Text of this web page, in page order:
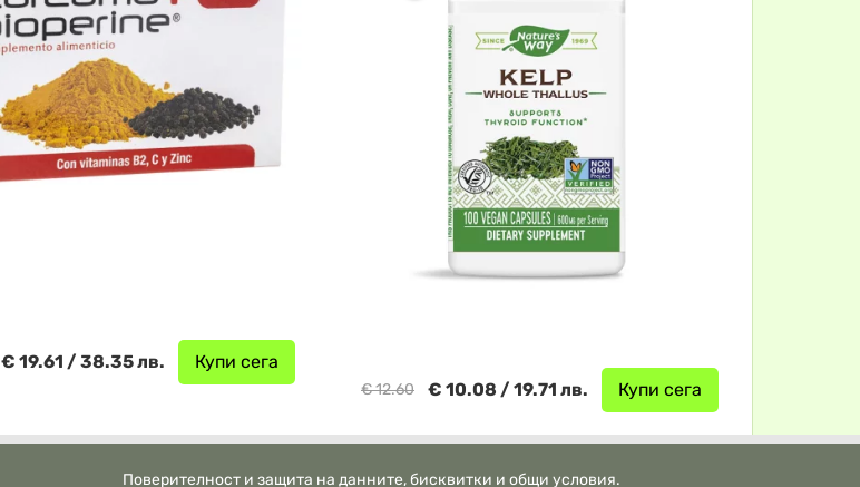
Купи сега
€ 19.61 / 38.35 лв.
Купи сега
€ 10.08 / 19.71 лв.
€ 12.60
Поверителност и защита на данните, бисквитки и общи условия.